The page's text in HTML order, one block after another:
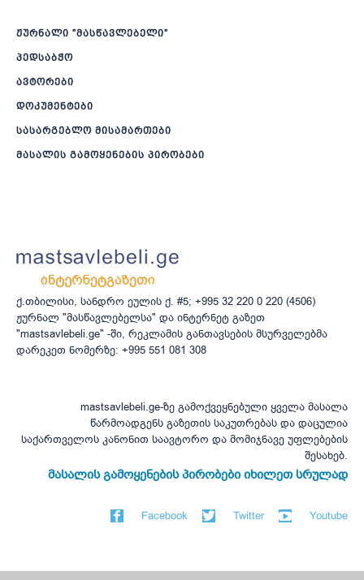
ჟურნალი ”მასწავლებელი”
პედსაბჭო
ავტორები
დოკუმენტები
სასარგებლო მისამართები
მასალის გამოყენების პირობები
ქ.თბილისი, სანდრო ეულის ქ. #5; +995 32 220 0 220 (4506)
ჟურნალ "მასწავლებელსა" და ინტერნეტ გაზეთ
"mastsavlebeli.ge" -ში, რეკლამის განთავსების მსურველებმა
დარეკეთ ნომერზე: +995 551 081 308
mastsavlebeli.ge-ზე გამოქვეყნებული ყველა მასალა
წარმოადგენს გაზეთის საკუთრებას და დაცულია
საქართველოს კანონით საავტორო და მომიჯნავე უფლებების
შესახებ.
მასალის გამოყენების პირობები იხილეთ სრულად
Facebook Twitter Youtube